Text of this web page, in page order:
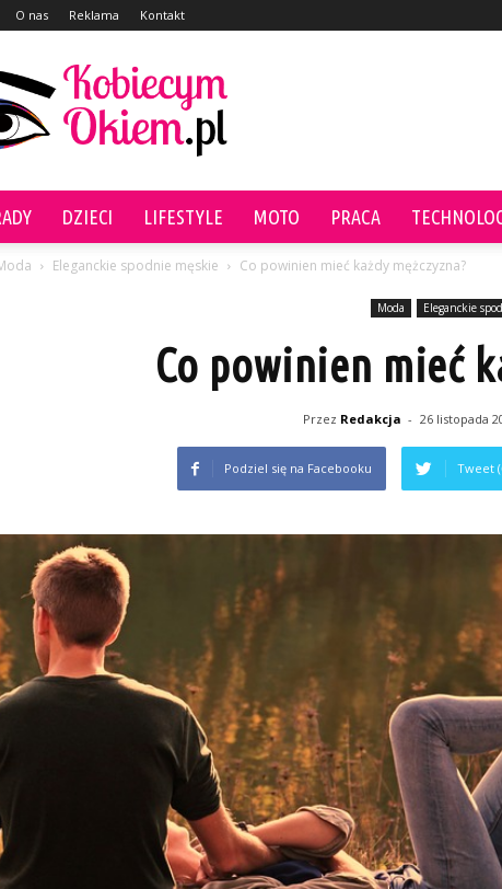
O nas Reklama Kontakt
DZIECI LIFESTYLE MOTO PRACA
Eleganckie spodnie męskie Co powinien mieć każdy mężczyzna?
Moda Eleganckie
Co powinien mieć
Przez Redakcja - 26 listopada
Podziel się na Facebooku Tweet